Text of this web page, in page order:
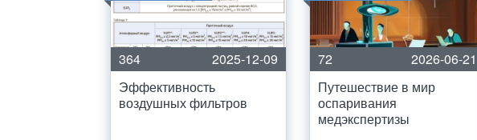
364
2025-12-09
Эффективность
воздушных фильтров
72
2026-06-21
Путешествие в мир
оспаривания
медэкспертизы